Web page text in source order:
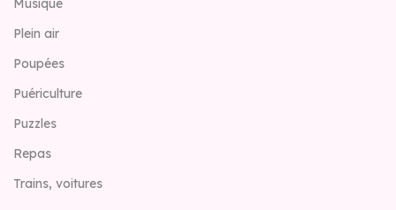
Musique
Plein air
Poupées
Puériculture
Puzzles
Repas
Trains, voitures